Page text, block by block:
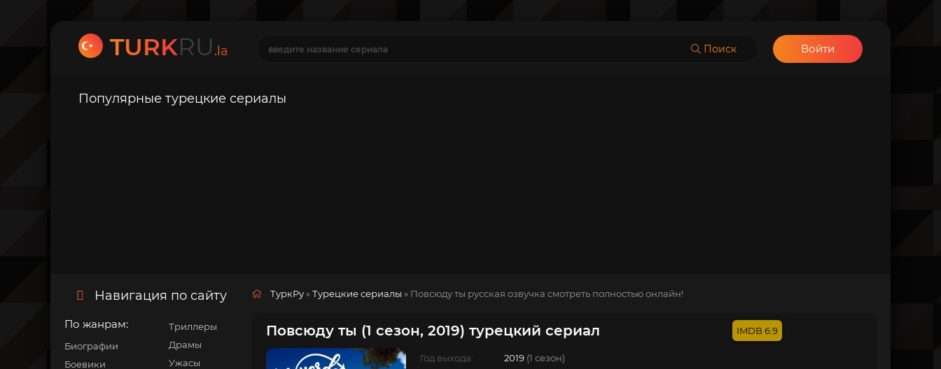
TURKRU .la Поиск Войти
Популярные турецкие сериалы
Навигация по сайту
По жанрам:
Биографии
Боевики
Триллеры
Драмы
Ужасы
ТуркРу »Турецкие сериалы » Повсюду ты русская озвучка смотреть полностью онлайн!
Повсюду ты (1 сезон, 2019) турецкий сериал 6.9
Год выхода: 2019 (1 сезон)